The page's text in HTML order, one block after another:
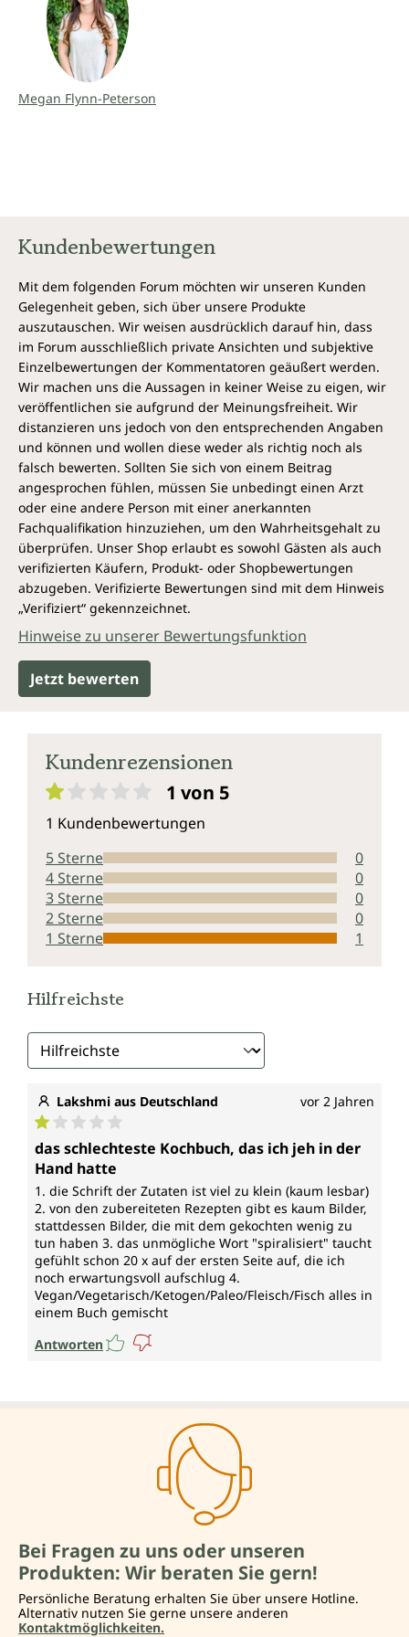
Megan Flynn-Peterson
Kundenbewertungen
Mit dem folgenden Forum möchten wir unseren Kunden
Gelegenheit geben, sich über unsere Produkte
auszutauschen. Wir weisen ausdrücklich darauf hin, dass
im Forum ausschließlich private Ansichten und subjektive
Einzelbewertungen der Kommentatoren geäußert werden.
Wir machen uns die Aussagen in keiner Weise zu eigen, wir
veröffentlichen sie aufgrund der Meinungsfreiheit. Wir
distanzieren uns jedoch von den entsprechenden Angaben
und können und wollen diese weder als richtig noch als
falsch bewerten. Sollten Sie sich von einem Beitrag
angesprochen fühlen, müssen Sie unbedingt einen Arzt
oder eine andere Person mit einer anerkannten
Fachqualifikation hinzuziehen, um den Wahrheitsgehalt zu
überprüfen. Unser Shop erlaubt es sowohl Gästen als auch
verifizierten Käufern, Produkt- oder Shopbewertungen
abzugeben. Verifizierte Bewertungen sind mit dem Hinweis
„Verifiziert“ gekennzeichnet.
Hinweise zu unserer Bewertungsfunktion
Jetzt bewerten
Kundenrezensionen
1 von 5
1 Kundenbewertungen
5 Sterne
0
4 Sterne
0
3 Sterne
0
2 Sterne
0
1 Sterne
1
Hilfreichste
Lakshmi aus Deutschland vor 2 Jahren
Durchschnittliche Bewertung von 1 von 5 Sternen
das schlechteste Kochbuch, das ich jeh in der
Hand hatte
1. die Schrift der Zutaten ist viel zu klein (kaum lesbar)
2. von den zubereiteten Rezepten gibt es kaum Bilder,
stattdessen Bilder, die mit dem gekochten wenig zu
tun haben 3. das unmögliche Wort "spiralisiert" taucht
gefühlt schon 20 x auf der ersten Seite auf, die ich
noch erwartungsvoll aufschlug 4.
Vegan/Vegetarisch/Ketogen/Paleo/Fleisch/Fisch alles in
einem Buch gemischt
Antworten
Bei Fragen zu uns oder unseren
Produkten: Wir beraten Sie gern!
Persönliche Beratung erhalten Sie über unsere Hotline.
Alternativ nutzen Sie gerne unsere anderen
Kontaktmöglichkeiten.